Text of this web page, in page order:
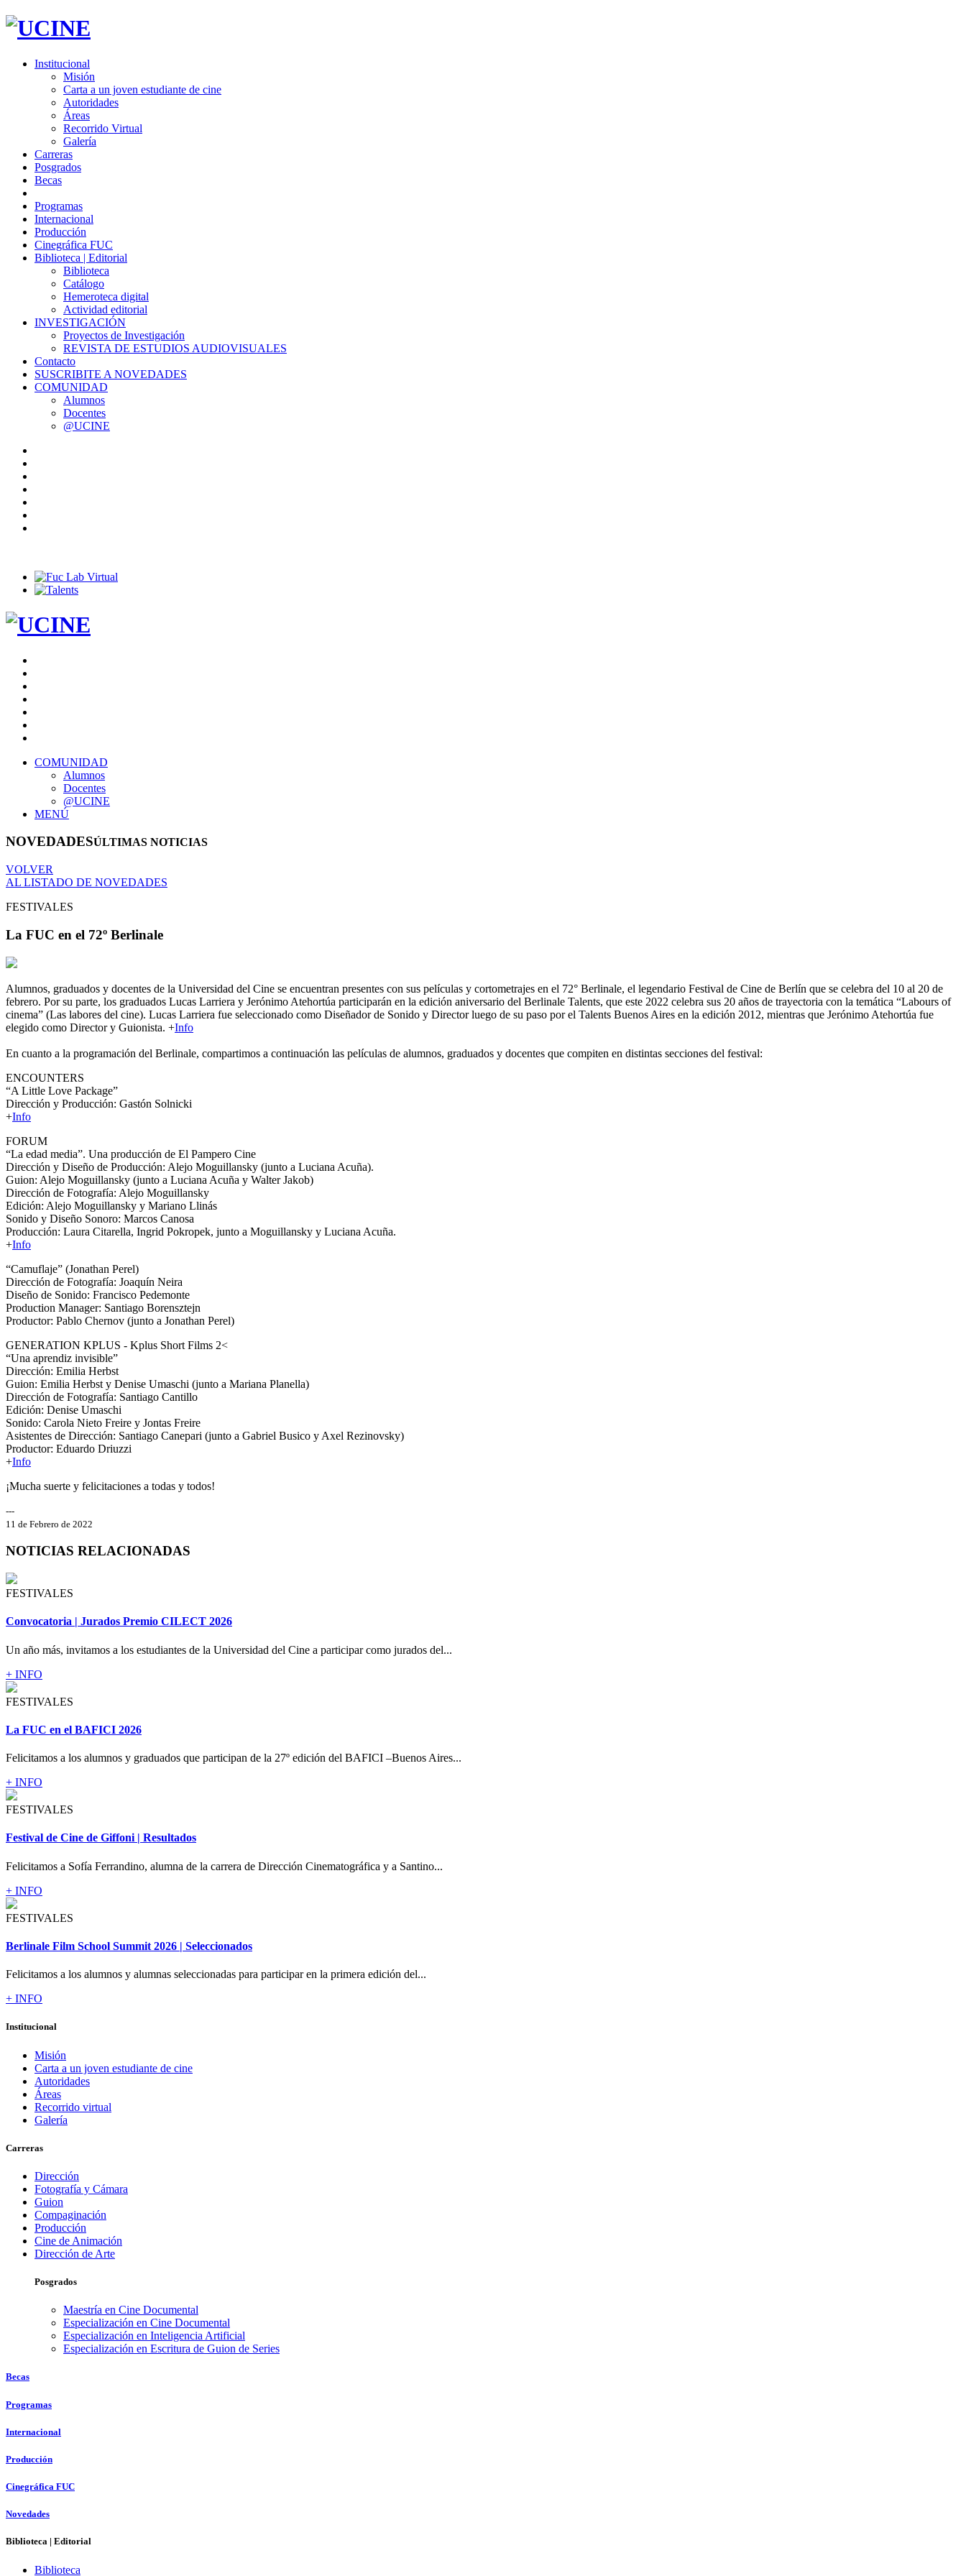
Institucional
Misión
Carta a un joven estudiante de cine
Autoridades
Áreas
Recorrido Virtual
Galería
Carreras
Posgrados
Becas
Programas
Internacional
Producción
Cinegráfica FUC
Biblioteca | Editorial
Biblioteca
Catálogo
Hemeroteca digital
Actividad editorial
INVESTIGACIÓN
Proyectos de Investigación
REVISTA DE ESTUDIOS AUDIOVISUALES
Contacto
SUSCRIBITE A NOVEDADES
COMUNIDAD
Alumnos
Docentes
@UCINE
COMUNIDAD
Alumnos
Docentes
@UCINE
MENÚ
NOVEDADESÚLTIMAS NOTICIAS
VOLVER
AL LISTADO DE NOVEDADES
FESTIVALES
La FUC en el 72º Berlinale
Alumnos, graduados y docentes de la Universidad del Cine se encuentran presentes con sus películas y cortometrajes en el 72° Berlinale, el legendario Festival de Cine de Berlín que se celebra del 10 al 20 de
febrero. Por su parte, los graduados Lucas Larriera y Jerónimo Atehortúa participarán en la edición aniversario del Berlinale Talents, que este 2022 celebra sus 20 años de trayectoria con la temática “Labours of
cinema” (Las labores del cine). Lucas Larriera fue seleccionado como Diseñador de Sonido y Director luego de su paso por el Talents Buenos Aires en la edición 2012, mientras que Jerónimo Atehortúa fue
elegido como Director y Guionista. +Info
En cuanto a la programación del Berlinale, compartimos a continuación las películas de alumnos, graduados y docentes que compiten en distintas secciones del festival:
ENCOUNTERS
“A Little Love Package”
Dirección y Producción: Gastón Solnicki
+Info
FORUM
“La edad media”. Una producción de El Pampero Cine
Dirección y Diseño de Producción: Alejo Moguillansky (junto a Luciana Acuña).
Guion: Alejo Moguillansky (junto a Luciana Acuña y Walter Jakob)
Dirección de Fotografía: Alejo Moguillansky
Edición: Alejo Moguillansky y Mariano Llinás
Sonido y Diseño Sonoro: Marcos Canosa
Producción: Laura Citarella, Ingrid Pokropek, junto a Moguillansky y Luciana Acuña.
+Info
“Camuflaje” (Jonathan Perel)
Dirección de Fotografía: Joaquín Neira
Diseño de Sonido: Francisco Pedemonte
Production Manager: Santiago Borensztejn
Productor: Pablo Chernov (junto a Jonathan Perel)
GENERATION KPLUS - Kplus Short Films 2<
“Una aprendiz invisible”
Dirección: Emilia Herbst
Guion: Emilia Herbst y Denise Umaschi (junto a Mariana Planella)
Dirección de Fotografía: Santiago Cantillo
Edición: Denise Umaschi
Sonido: Carola Nieto Freire y Jontas Freire
Asistentes de Dirección: Santiago Canepari (junto a Gabriel Busico y Axel Rezinovsky)
Productor: Eduardo Driuzzi
+Info
¡Mucha suerte y felicitaciones a todas y todos!
---
11 de Febrero de 2022
NOTICIAS RELACIONADAS
FESTIVALES
Convocatoria | Jurados Premio CILECT 2026
Un año más, invitamos a los estudiantes de la Universidad del Cine a participar como jurados del...
+ INFO
FESTIVALES
La FUC en el BAFICI 2026
Felicitamos a los alumnos y graduados que participan de la 27º edición del BAFICI –Buenos Aires...
+ INFO
FESTIVALES
Festival de Cine de Giffoni | Resultados
Felicitamos a Sofía Ferrandino, alumna de la carrera de Dirección Cinematográfica y a Santino...
+ INFO
FESTIVALES
Berlinale Film School Summit 2026 | Seleccionados
Felicitamos a los alumnos y alumnas seleccionadas para participar en la primera edición del...
+ INFO
Institucional
Misión
Carta a un joven estudiante de cine
Autoridades
Áreas
Recorrido virtual
Galería
Carreras
Dirección
Fotografía y Cámara
Guion
Compaginación
Producción
Cine de Animación
Dirección de Arte
Posgrados
Maestría en Cine Documental
Especialización en Cine Documental
Especialización en Inteligencia Artificial
Especialización en Escritura de Guion de Series
Becas
Programas
Internacional
Producción
Cinegráfica FUC
Novedades
Biblioteca | Editorial
Biblioteca